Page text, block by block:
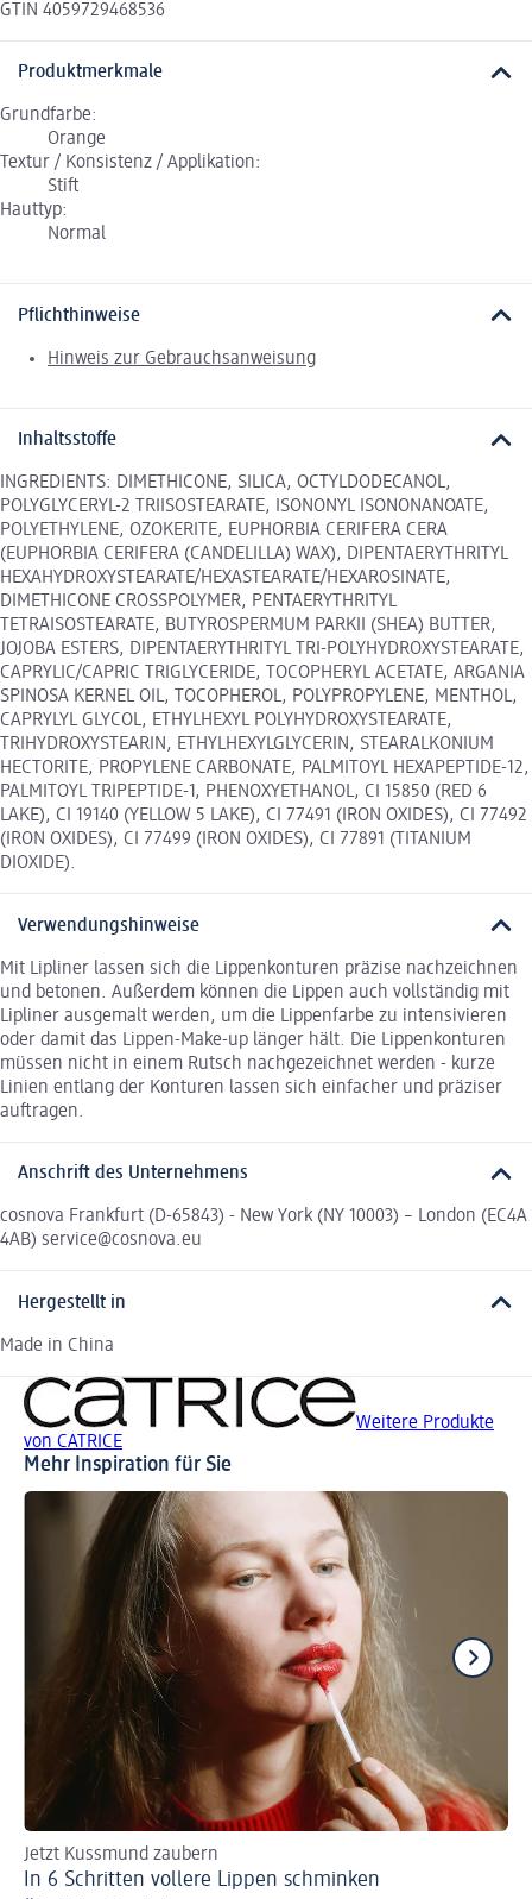
GTIN 4059729468536
Produktmerkmale
Grundfarbe:
Orange
Textur / Konsistenz / Applikation:
Stift
Hauttyp:
Normal
Pflichthinweise
Hinweis zur Gebrauchsanweisung
Inhaltsstoffe
INGREDIENTS: DIMETHICONE, SILICA, OCTYLDODECANOL,
POLYGLYCERYL-2 TRIISOSTEARATE, ISONONYL ISONONANOATE,
POLYETHYLENE, OZOKERITE, EUPHORBIA CERIFERA CERA
(EUPHORBIA CERIFERA (CANDELILLA) WAX), DIPENTAERYTHRITYL
HEXAHYDROXYSTEARATE/HEXASTEARATE/HEXAROSINATE,
DIMETHICONE CROSSPOLYMER, PENTAERYTHRITYL
TETRAISOSTEARATE, BUTYROSPERMUM PARKII (SHEA) BUTTER,
JOJOBA ESTERS, DIPENTAERYTHRITYL TRI-POLYHYDROXYSTEARATE,
CAPRYLIC/CAPRIC TRIGLYCERIDE, TOCOPHERYL ACETATE, ARGANIA
SPINOSA KERNEL OIL, TOCOPHEROL, POLYPROPYLENE, MENTHOL,
CAPRYLYL GLYCOL, ETHYLHEXYL POLYHYDROXYSTEARATE,
TRIHYDROXYSTEARIN, ETHYLHEXYLGLYCERIN, STEARALKONIUM
HECTORITE, PROPYLENE CARBONATE, PALMITOYL HEXAPEPTIDE-12,
PALMITOYL TRIPEPTIDE-1, PHENOXYETHANOL, CI 15850 (RED 6
LAKE), CI 19140 (YELLOW 5 LAKE), CI 77491 (IRON OXIDES), CI 77492
(IRON OXIDES), CI 77499 (IRON OXIDES), CI 77891 (TITANIUM
DIOXIDE).
Verwendungshinweise
Mit Lipliner lassen sich die Lippenkonturen präzise nachzeichnen
und betonen. Außerdem können die Lippen auch vollständig mit
Lipliner ausgemalt werden, um die Lippenfarbe zu intensivieren
oder damit das Lippen-Make-up länger hält. Die Lippenkonturen
müssen nicht in einem Rutsch nachgezeichnet werden - kurze
Linien entlang der Konturen lassen sich einfacher und präziser
auftragen.
Anschrift des Unternehmens
cosnova Frankfurt (D-65843) - New York (NY 10003) – London (EC4A
4AB) service@cosnova.eu
Hergestellt in
Made in China
Weitere Produkte
von CATRICE
Mehr Inspiration für Sie
Jetzt Kussmund zaubern
In 6 Schritten vollere Lippen schminken